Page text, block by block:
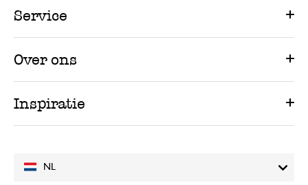
NL
Service
Over ons
Inspiratie